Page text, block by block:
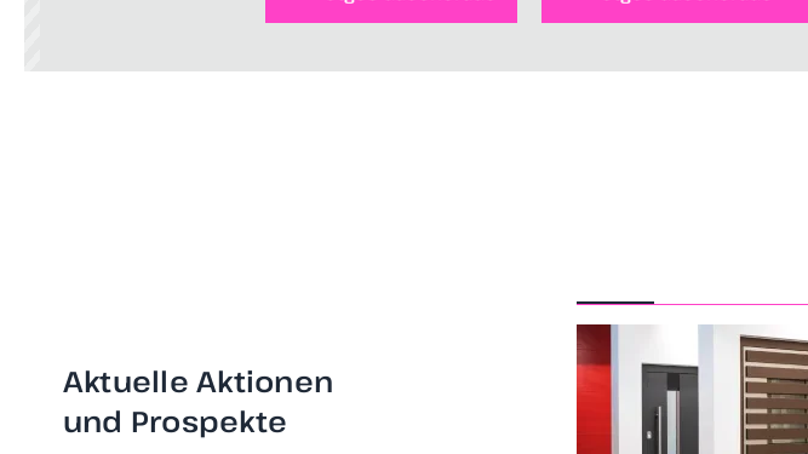
Aktuelle Aktionen
und Prospekte